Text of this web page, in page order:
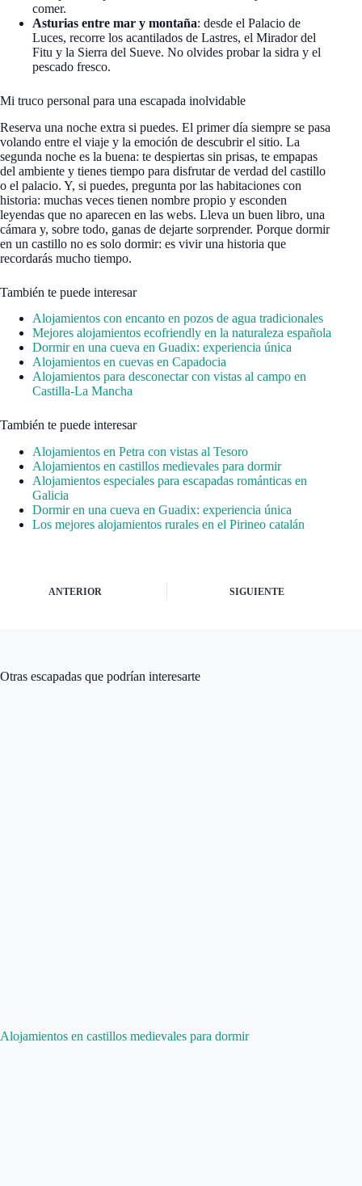
comer.
Asturias entre mar y montaña: desde el Palacio de
Luces, recorre los acantilados de Lastres, el Mirador del
Fitu y la Sierra del Sueve. No olvides probar la sidra y el
pescado fresco.
Mi truco personal para una escapada inolvidable
Reserva una noche extra si puedes. El primer día siempre se pasa
volando entre el viaje y la emoción de descubrir el sitio. La
segunda noche es la buena: te despiertas sin prisas, te empapas
del ambiente y tienes tiempo para disfrutar de verdad del castillo
o el palacio. Y, si puedes, pregunta por las habitaciones con
historia: muchas veces tienen nombre propio y esconden
leyendas que no aparecen en las webs. Lleva un buen libro, una
cámara y, sobre todo, ganas de dejarte sorprender. Porque dormir
en un castillo no es solo dormir: es vivir una historia que
recordarás mucho tiempo.
También te puede interesar
Alojamientos con encanto en pozos de agua tradicionales
Mejores alojamientos ecofriendly en la naturaleza española
Dormir en una cueva en Guadix: experiencia única
Alojamientos en cuevas en Capadocia
Alojamientos para desconectar con vistas al campo en
Castilla-La Mancha
También te puede interesar
Alojamientos en Petra con vistas al Tesoro
Alojamientos en castillos medievales para dormir
Alojamientos especiales para escapadas románticas en
Galicia
Dormir en una cueva en Guadix: experiencia única
Los mejores alojamientos rurales en el Pirineo catalán
ANTERIOR SIGUIENTE
Otras escapadas que podrían interesarte
Alojamientos en castillos medievales para dormir